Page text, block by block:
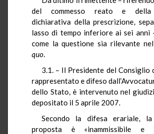
del commesso reato e della
dichiarativa della prescrizione,
lasso di tempo inferiore ai sei anni
come la questione sia rilevante
quo.
3.1. – Il Presidente del Consiglio
rappresentato e difeso
dello Stato, è intervenuto nel
depositato il 5 aprile 2007.
Secondo la difesa erariale, la
proposta è «inammissibile e